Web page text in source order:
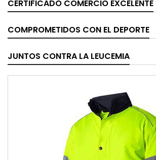
CERTIFICADO COMERCIO EXCELENTE
COMPROMETIDOS CON EL DEPORTE
JUNTOS CONTRA LA LEUCEMIA